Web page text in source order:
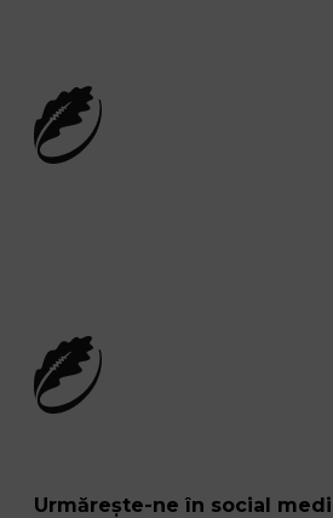
Urmărește-ne în social